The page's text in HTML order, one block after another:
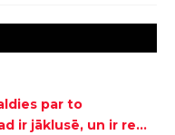
par to
ir jāklusē, un ir re...